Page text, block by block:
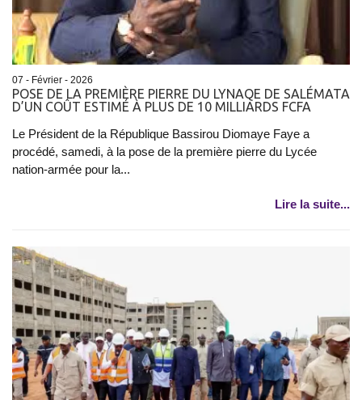
07 - Février - 2026
POSE DE LA PREMIÈRE PIERRE DU LYNAQE DE SALÉMATA
D’UN COÛT ESTIMÉ À PLUS DE 10 MILLIARDS FCFA
Le Président de la République Bassirou Diomaye Faye a
procédé, samedi, à la pose de la première pierre du Lycée
nation-armée pour la...
Lire la suite...